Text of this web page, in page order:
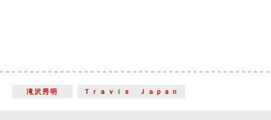
滝沢秀明 Ｔｒａｖｉｓ Ｊａｐａｎ